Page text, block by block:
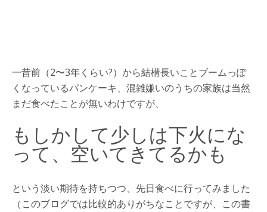
一昔前（2〜3年くらい?）から結構長いことブームっぽ
くなっているパンケーキ、混雑嫌いのうちの家族は当然
まだ食べたことが無いわけですが、
もしかして少しは下火にな
って、空いてきてるかも
という淡い期待を持ちつつ、先日食べに行ってみました
（このブログでは比較的ありがちなことですが、この書